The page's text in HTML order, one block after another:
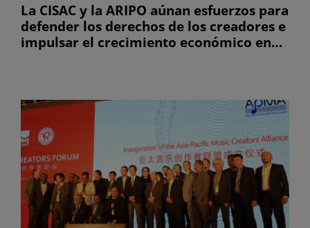
La CISAC y la ARIPO aúnan esfuerzos para
defender los derechos de los creadores e
impulsar el crecimiento económico en